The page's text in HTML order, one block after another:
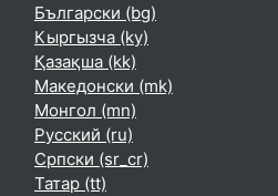
Български ‎(bg)‎
Кыргызча ‎(ky)‎
Қазақша ‎(kk)‎
Македонски ‎(mk)‎
Монгол ‎(mn)‎
Русский ‎(ru)‎
Српски ‎(sr_cr)‎
Татар ‎(tt)‎